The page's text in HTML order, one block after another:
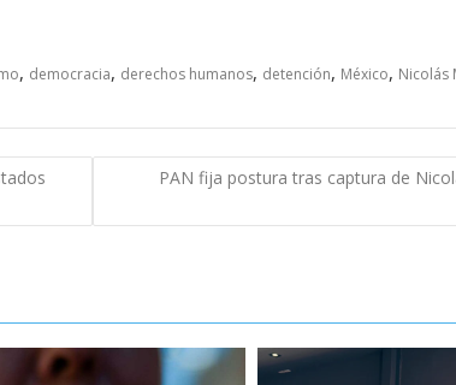
, democracia, derechos humanos, detención, México, Nicolás
PAN fija postura tras captura de